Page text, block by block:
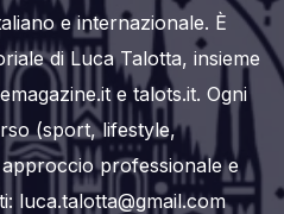
e internazionale. È
di Luca Talotta, insieme
e talots.it. Ogni
(sport, lifestyle,
professionale e
luca.talotta@gmail.com